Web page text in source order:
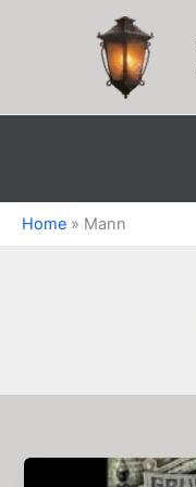
Home » Mann